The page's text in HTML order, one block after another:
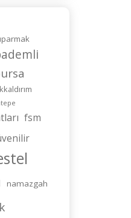
fsm
namazgah